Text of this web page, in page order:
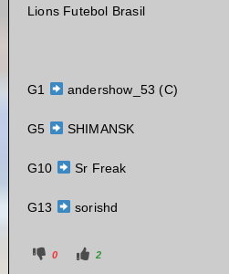
Lions Futebol Brasil
G1 andershow_53 (C)
G5 SHIMANSK
G10 Sr Freak
G13 sorishd
0 2